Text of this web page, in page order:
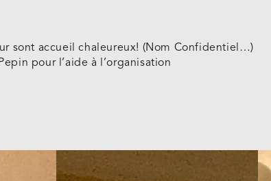
sont accueil chaleureux! (Nom Confidentiel…)
pour l’aide à l’organisation